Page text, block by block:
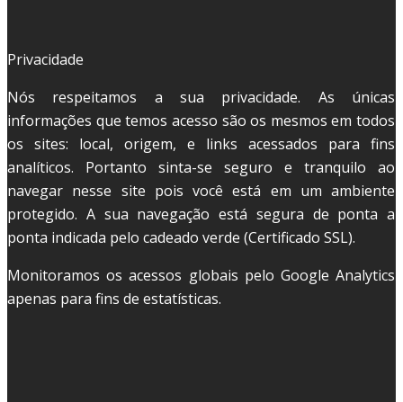
Privacidade
Nós respeitamos a sua privacidade. As únicas
informações que temos acesso são os mesmos em todos
os sites: local, origem, e links acessados para fins
analíticos. Portanto sinta-se seguro e tranquilo ao
navegar nesse site pois você está em um ambiente
protegido. A sua navegação está segura de ponta a
ponta indicada pelo cadeado verde (Certificado SSL).
Monitoramos os acessos globais pelo Google Analytics
apenas para fins de estatísticas.